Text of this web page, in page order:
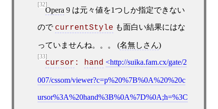
[32]
Opera 9 は元々値を1つしか指定できない
ので currentStyle も面白い結果にはな
っていませんね。。。 (名無しさん)
[33]
cursor : hand http://suika.fam.cx/gate/2
007/cssom/viewer?c=p%20%7B%0A%20%20c
ursor%3A%20hand%3B%0A%7D%0A;h=%3C